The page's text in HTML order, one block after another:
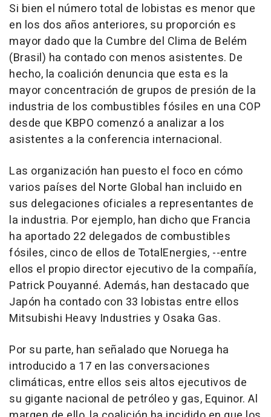
Si bien el número total de lobistas es menor que
en los dos años anteriores, su proporción es
mayor dado que la Cumbre del Clima de Belém
(Brasil) ha contado con menos asistentes. De
hecho, la coalición denuncia que esta es la
mayor concentración de grupos de presión de la
industria de los combustibles fósiles en una COP
desde que KBPO comenzó a analizar a los
asistentes a la conferencia internacional.
Las organización han puesto el foco en cómo
varios países del Norte Global han incluido en
sus delegaciones oficiales a representantes de
la industria. Por ejemplo, han dicho que Francia
ha aportado 22 delegados de combustibles
fósiles, cinco de ellos de TotalEnergies, --entre
ellos el propio director ejecutivo de la compañía,
Patrick Pouyanné. Además, han destacado que
Japón ha contado con 33 lobistas entre ellos
Mitsubishi Heavy Industries y Osaka Gas.
Por su parte, han señalado que Noruega ha
introducido a 17 en las conversaciones
climáticas, entre ellos seis altos ejecutivos de
su gigante nacional de petróleo y gas, Equinor. Al